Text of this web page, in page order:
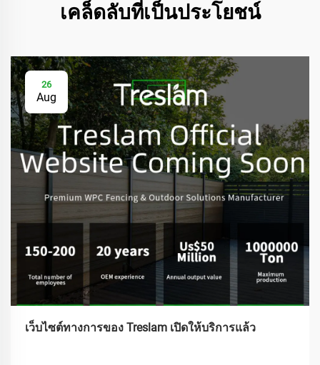
เคล็ดลับที่เป็นประโยชน์
26
Aug
เว็บไซต์ทางการของ Treslam เปิดให้บริการแล้ว